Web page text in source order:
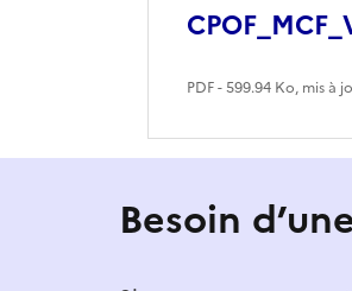
PDF - 599.94 Ko, mis à
Besoin